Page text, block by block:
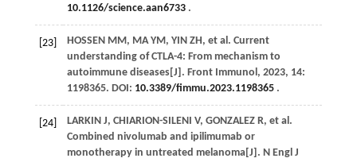
10.1126/science.aan6733.
[23] HOSSEN MM, MA YM, YIN ZH, et al. Current
understanding of CTLA-4: From mechanism to
autoimmune diseases[J]. Front Immunol, 2023, 14:
1198365. DOI: 10.3389/fimmu.2023.1198365.
[24] LARKIN J, CHIARION-SILENI V, GONZALEZ R, et al.
Combined nivolumab and ipilimumab or
monotherapy in untreated melanoma[J]. N Engl J